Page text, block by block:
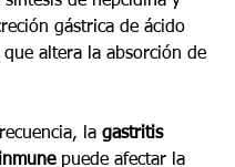
gástrica de ácido
altera la absorción de
la gastritis
puede afectar la